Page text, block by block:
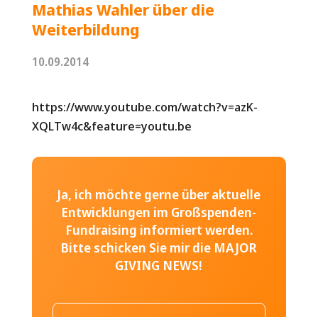
Mathias Wahler über die
Weiterbildung
10.09.2014
https://www.youtube.com/watch?v=azK-
XQLTw4c&feature=youtu.be
Ja, ich möchte gerne über aktuelle
Entwicklungen im Großspenden-
Fundraising informiert werden.
Bitte schicken Sie mir die MAJOR
GIVING NEWS!